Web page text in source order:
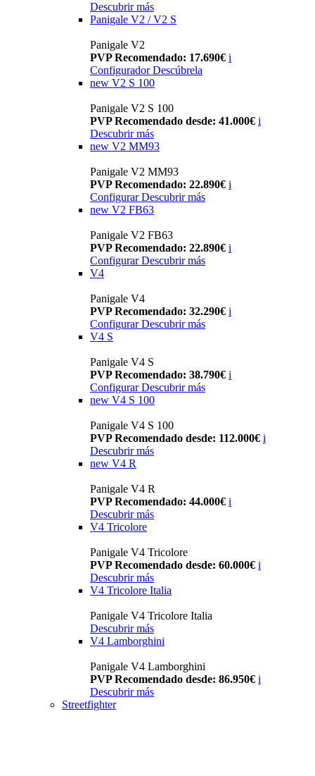
Descubrir más
Panigale V2 / V2 S
Panigale V2
PVP Recomendado: 17.690€ i
Configurador Descúbrela
new V2 S 100
Panigale V2 S 100
PVP Recomendado desde: 41.000€ i
Descubrir más
new V2 MM93
Panigale V2 MM93
PVP Recomendado: 22.890€ i
Configurar Descubrir más
new V2 FB63
Panigale V2 FB63
PVP Recomendado: 22.890€ i
Configurar Descubrir más
V4
Panigale V4
PVP Recomendado: 32.290€ i
Configurar Descubrir más
V4 S
Panigale V4 S
PVP Recomendado: 38.790€ i
Configurar Descubrir más
new V4 S 100
Panigale V4 S 100
PVP Recomendado desde: 112.000€ i
Descubrir más
new V4 R
Panigale V4 R
PVP Recomendado: 44.000€ i
Descubrir más
V4 Tricolore
Panigale V4 Tricolore
PVP Recomendado desde: 60.000€ i
Descubrir más
V4 Tricolore Italia
Panigale V4 Tricolore Italia
Descubrir más
V4 Lamborghini
Panigale V4 Lamborghini
PVP Recomendado desde: 86.950€ i
Descubrir más
Streetfighter